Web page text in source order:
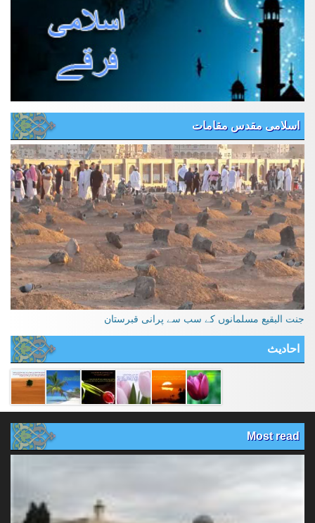
اسلامی مقدس مقامات
جنت البقیع مسلمانوں کے سب سے پرانی قبرستان
احادیث
Most read